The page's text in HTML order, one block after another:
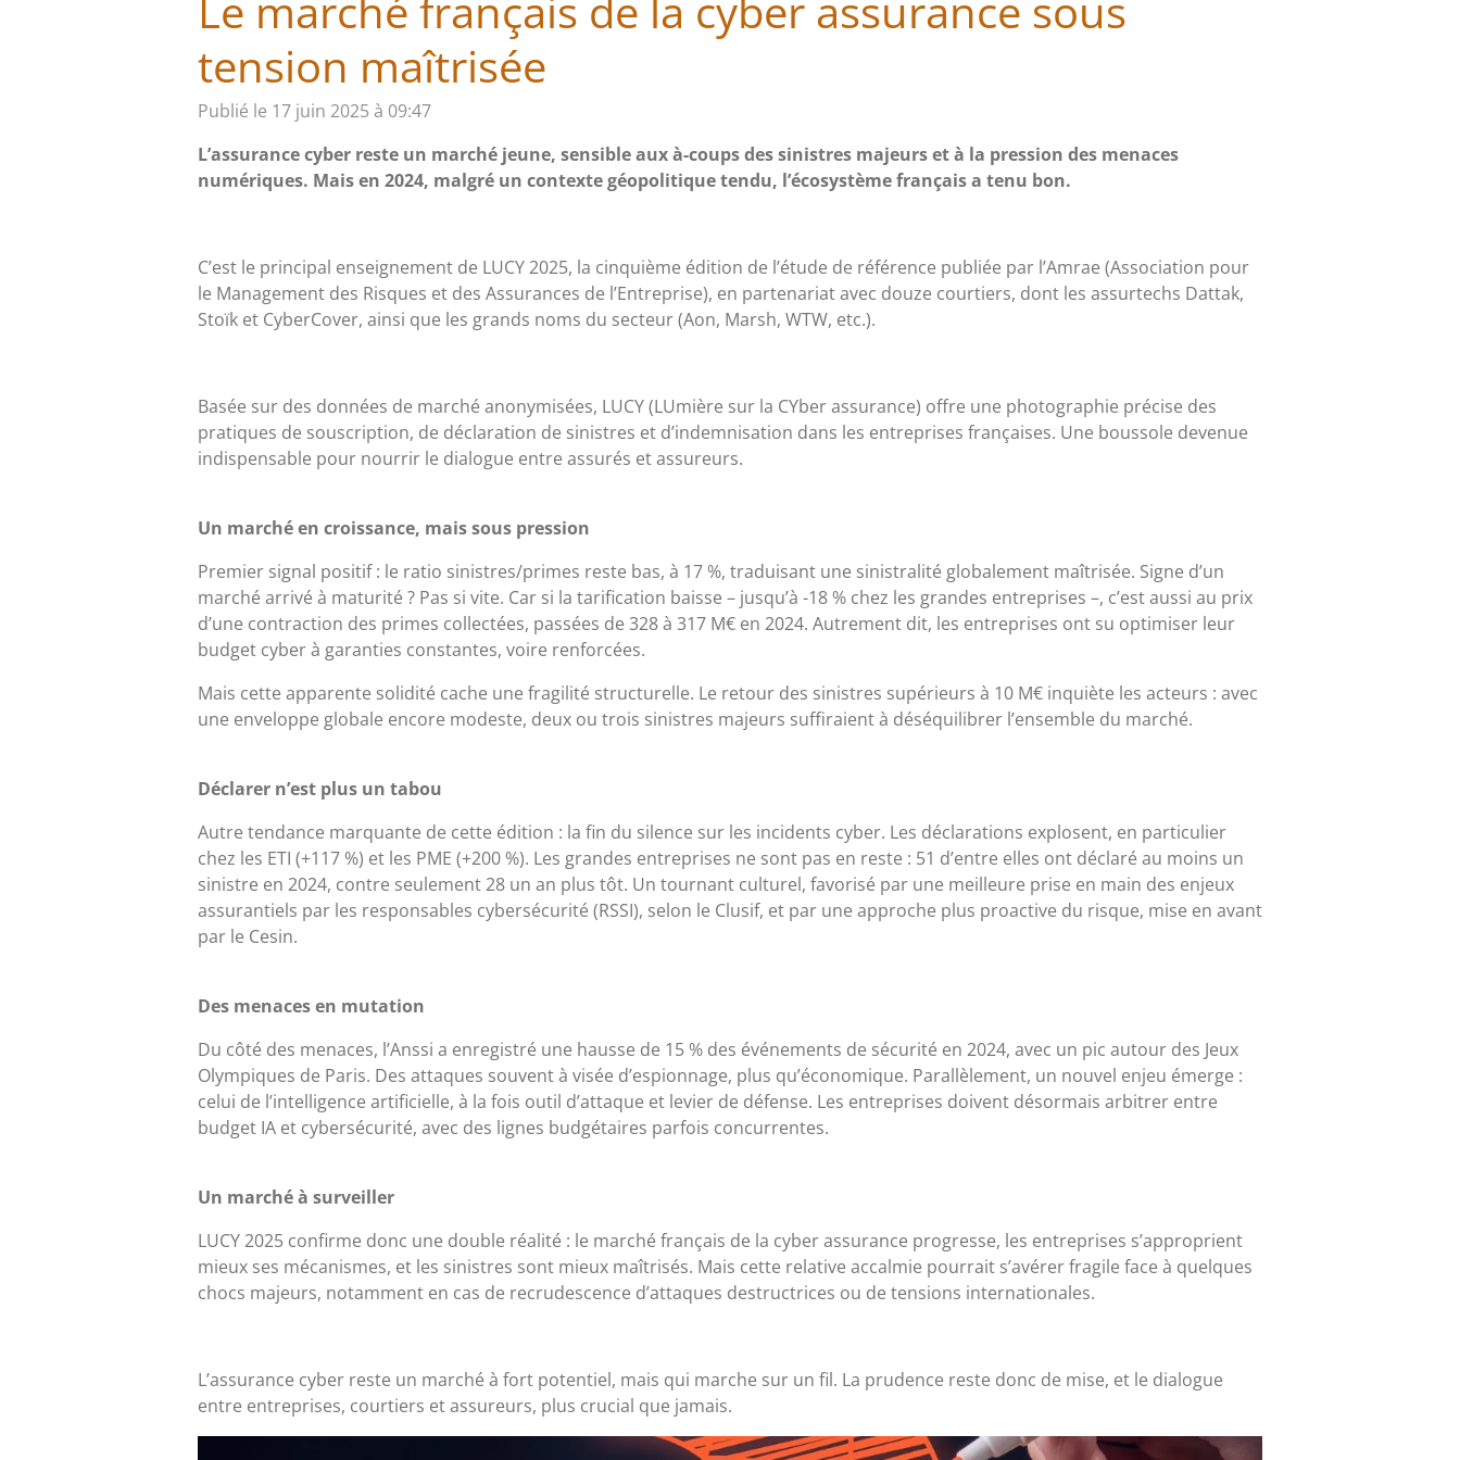
tension maîtrisée
Publié le 17 juin 2025 à 09:47
L’assurance cyber reste un marché jeune, sensible aux à-coups des sinistres majeurs et à la pression des menaces
numériques. Mais en 2024, malgré un contexte géopolitique tendu, l’écosystème français a tenu bon.
C’est le principal enseignement de LUCY 2025, la cinquième édition de l’étude de référence publiée par l’Amrae (Association pour
le Management des Risques et des Assurances de l’Entreprise), en partenariat avec douze courtiers, dont les assurtechs Dattak,
Stoïk et CyberCover, ainsi que les grands noms du secteur (Aon, Marsh, WTW, etc.).
Basée sur des données de marché anonymisées, LUCY (LUmière sur la CYber assurance) offre une photographie précise des
pratiques de souscription, de déclaration de sinistres et d’indemnisation dans les entreprises françaises. Une boussole devenue
indispensable pour nourrir le dialogue entre assurés et assureurs.
Un marché en croissance, mais sous pression
Premier signal positif : le ratio sinistres/primes reste bas, à 17 %, traduisant une sinistralité globalement maîtrisée. Signe d’un
marché arrivé à maturité ? Pas si vite. Car si la tarification baisse – jusqu’à -18 % chez les grandes entreprises –, c’est aussi au prix
d’une contraction des primes collectées, passées de 328 à 317 M€ en 2024. Autrement dit, les entreprises ont su optimiser leur
budget cyber à garanties constantes, voire renforcées.
Mais cette apparente solidité cache une fragilité structurelle. Le retour des sinistres supérieurs à 10 M€ inquiète les acteurs : avec
une enveloppe globale encore modeste, deux ou trois sinistres majeurs suffiraient à déséquilibrer l’ensemble du marché.
Déclarer n’est plus un tabou
Autre tendance marquante de cette édition : la fin du silence sur les incidents cyber. Les déclarations explosent, en particulier
chez les ETI (+117 %) et les PME (+200 %). Les grandes entreprises ne sont pas en reste : 51 d’entre elles ont déclaré au moins un
sinistre en 2024, contre seulement 28 un an plus tôt. Un tournant culturel, favorisé par une meilleure prise en main des enjeux
assurantiels par les responsables cybersécurité (RSSI), selon le Clusif, et par une approche plus proactive du risque, mise en avant
par le Cesin.
Des menaces en mutation
Du côté des menaces, l’Anssi a enregistré une hausse de 15 % des événements de sécurité en 2024, avec un pic autour des Jeux
Olympiques de Paris. Des attaques souvent à visée d’espionnage, plus qu’économique. Parallèlement, un nouvel enjeu émerge :
celui de l’intelligence artificielle, à la fois outil d’attaque et levier de défense. Les entreprises doivent désormais arbitrer entre
budget IA et cybersécurité, avec des lignes budgétaires parfois concurrentes.
Un marché à surveiller
LUCY 2025 confirme donc une double réalité : le marché français de la cyber assurance progresse, les entreprises s’approprient
mieux ses mécanismes, et les sinistres sont mieux maîtrisés. Mais cette relative accalmie pourrait s’avérer fragile face à quelques
chocs majeurs, notamment en cas de recrudescence d’attaques destructrices ou de tensions internationales.
L’assurance cyber reste un marché à fort potentiel, mais qui marche sur un fil. La prudence reste donc de mise, et le dialogue
entre entreprises, courtiers et assureurs, plus crucial que jamais.